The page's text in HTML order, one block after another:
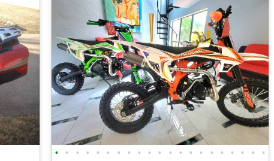
• • • • • • • • • • • • • • • • • • • • •